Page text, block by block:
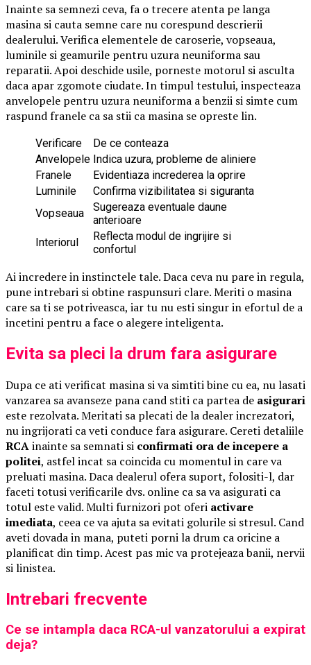
Inainte sa semnezi ceva, fa o trecere atenta pe langa
masina si cauta semne care nu corespund descrierii
dealerului. Verifica elementele de caroserie, vopseaua,
luminile si geamurile pentru uzura neuniforma sau
reparatii. Apoi deschide usile, porneste motorul si asculta
daca apar zgomote ciudate. In timpul testului, inspecteaza
anvelopele pentru uzura neuniforma a benzii si simte cum
raspund franele ca sa stii ca masina se opreste lin.
Verificare
De ce conteaza
Anvelopele Indica uzura, probleme de aliniere
Franele
Evidentiaza increderea la oprire
Luminile
Confirma vizibilitatea si siguranta
Vopseaua
Sugereaza eventuale daune
anterioare
Interiorul
Reflecta modul de ingrijire si
confortul
Ai incredere in instinctele tale. Daca ceva nu pare in regula,
pune intrebari si obtine raspunsuri clare. Meriti o masina
care sa ti se potriveasca, iar tu nu esti singur in efortul de a
incetini pentru a face o alegere inteligenta.
Evita sa pleci la drum fara asigurare
Dupa ce ati verificat masina si va simtiti bine cu ea, nu lasati
vanzarea sa avanseze pana cand stiti ca partea de asigurari
este rezolvata. Meritati sa plecati de la dealer increzatori,
nu ingrijorati ca veti conduce fara asigurare. Cereti detaliile
RCAinainte sa semnati si confirmati ora de incepere a
politei, astfel incat sa coincida cu momentul in care va
preluati masina. Daca dealerul ofera suport, folositi-l, dar
faceti totusi verificarile dvs. online ca sa va asigurati ca
totul este valid. Multi furnizori pot oferi activare
imediata, ceea ce va ajuta sa evitati golurile si stresul. Cand
aveti dovada in mana, puteti porni la drum ca oricine a
planificat din timp. Acest pas mic va protejeaza banii, nervii
si linistea.
Intrebari frecvente
Ce se intampla daca RCA-ul vanzatorului a expirat
deja?